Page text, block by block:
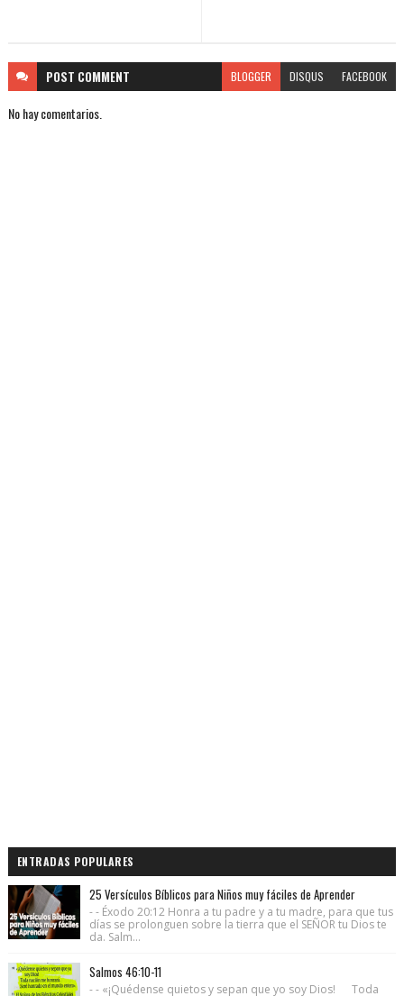
POST COMMENT BLOGGER DISQUS FACEBOOK
No hay comentarios.
ENTRADAS POPULARES
25 Versículos Bíblicos para Niños muy fáciles de Aprender
- - Éxodo 20:12 Honra a tu padre y a tu madre, para que tus
días se prolonguen sobre la tierra que el SEÑOR tu Dios te
da. Salm...
Salmos 46:10-11
- - «¡Quédense quietos y sepan que yo soy Dios! Toda